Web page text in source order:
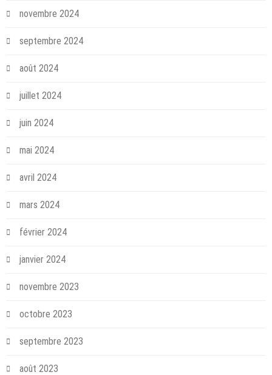
novembre 2024
septembre 2024
août 2024
juillet 2024
juin 2024
mai 2024
avril 2024
mars 2024
février 2024
janvier 2024
novembre 2023
octobre 2023
septembre 2023
août 2023